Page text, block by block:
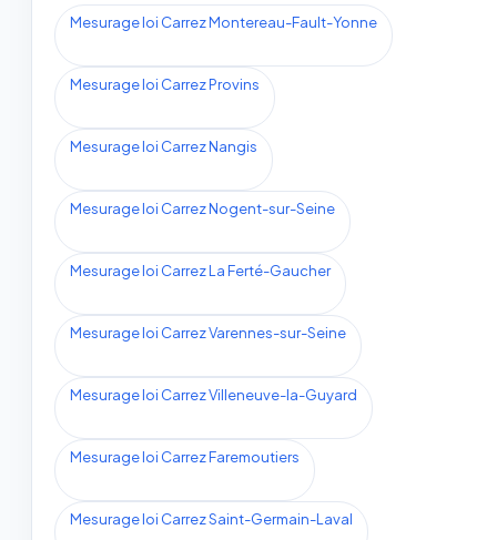
Mesurage loi Carrez Montereau-Fault-Yonne
Mesurage loi Carrez Provins
Mesurage loi Carrez Nangis
Mesurage loi Carrez Nogent-sur-Seine
Mesurage loi Carrez La Ferté-Gaucher
Mesurage loi Carrez Varennes-sur-Seine
Mesurage loi Carrez Villeneuve-la-Guyard
Mesurage loi Carrez Faremoutiers
Mesurage loi Carrez Saint-Germain-Laval